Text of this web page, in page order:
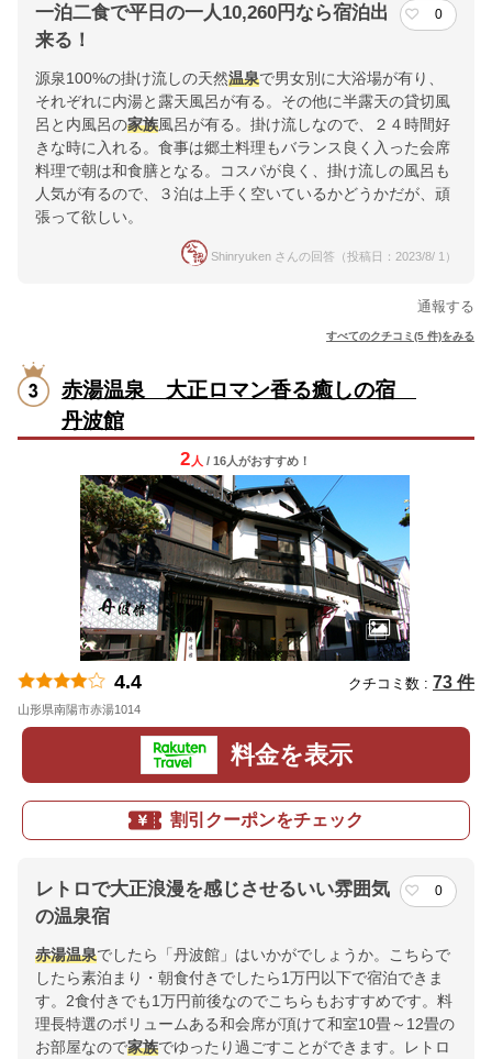
一泊二食で平日の一人10,260円なら宿泊出
来る！
0
源泉100%の掛け流しの天然温泉で男女別に大浴場が有り、
それぞれに内湯と露天風呂が有る。その他に半露天の貸切風
呂と内風呂の家族風呂が有る。掛け流しなので、２４時間好
きな時に入れる。食事は郷土料理もバランス良く入った会席
料理で朝は和食膳となる。コスパが良く、掛け流しの風呂も
人気が有るので、３泊は上手く空いているかどうかだが、頑
張って欲しい。
Shinryuken さんの回答（投稿日：2023/8/ 1）
通報する
すべてのクチコミ(5 件)をみる
赤湯温泉 大正ロマン香る癒しの宿
丹波館
2 人 / 16人がおすすめ！
4.4 クチコミ数 : 73 件
山形県南陽市赤湯1014
料金を表示
割引クーポンをチェック
レトロで大正浪漫を感じさせるいい雰囲気
の温泉宿
0
赤湯温泉でしたら「丹波館」はいかがでしょうか。こちらで
したら素泊まり・朝食付きでしたら1万円以下で宿泊できま
す。2食付きでも1万円前後なのでこちらもおすすめです。料
理長特選のボリュームある和会席が頂けて和室10畳～12畳の
お部屋なので家族でゆったり過ごすことができます。レトロ